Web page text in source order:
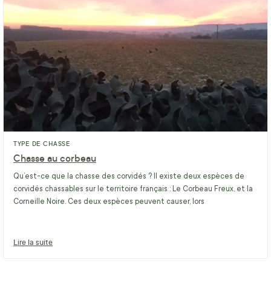
TYPE DE CHASSE
Chasse au corbeau
Qu’est-ce que la chasse des corvidés ? Il existe deux espèces de
corvidés chassables sur le territoire français : Le Corbeau Freux, et la
Corneille Noire. Ces deux espèces peuvent causer, lors
Lire la suite